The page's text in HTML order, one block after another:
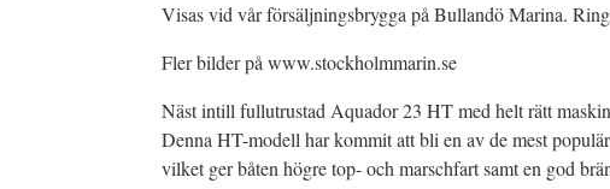
Visas vid vår försäljningsbrygga på Bullandö Marina.
Fler bilder på www.stockholmmarin.se
Näst intill fullutrustad Aquador 23 HT med helt rätt
Denna HT-modell har kommit att bli en av de mest
vilket ger båten högre top- och marschfart samt en god